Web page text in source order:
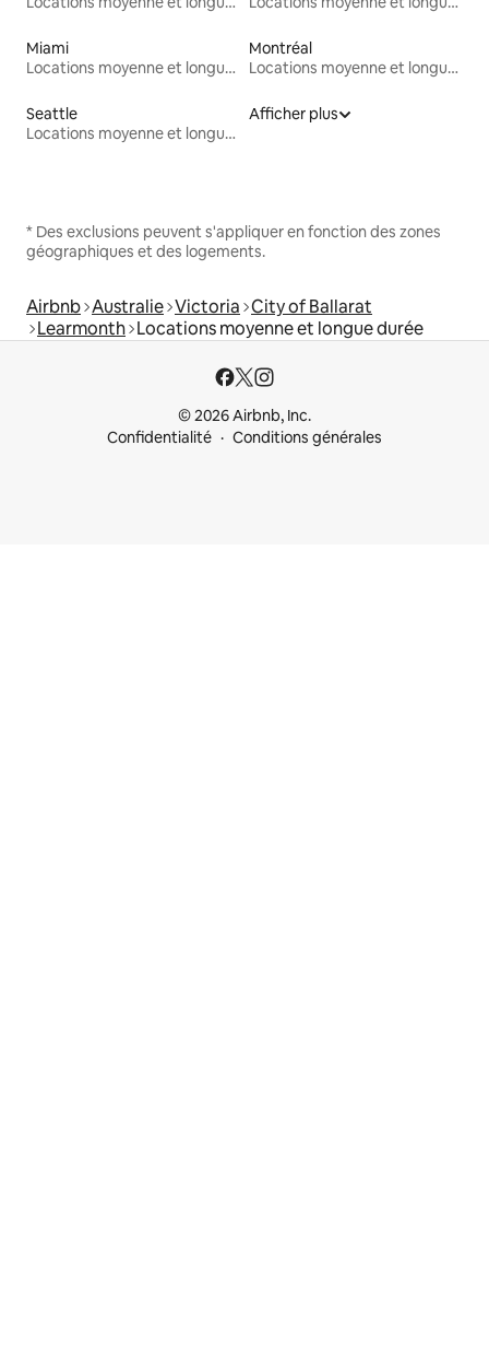
Miami
Locations moyenne et longue durée
Montréal
Locations moyenne et longue durée
Seattle
Locations moyenne et longue durée
Afficher plus
* Des exclusions peuvent s'appliquer en fonction des zones
géographiques et des logements.
Airbnb Australie Victoria City of Ballarat
Learmonth Locations moyenne et longue durée
© 2026 Airbnb, Inc.
Confidentialité
Conditions générales